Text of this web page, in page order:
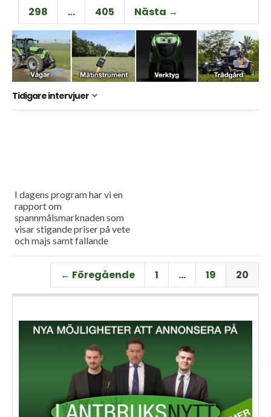
298
… 405 Nästa →
Tidigare intervjuer
I dagens program har vi en
rapport om
spannmålsmarknaden som
visar stigande priser på vete
och majs samt fallande
premiär för vårt
måndagsprogram med en
längre intervju med Erik
Stjerndahl vd för HIR Skåne,
fältdagar.
← Föregående 1 … 19 20